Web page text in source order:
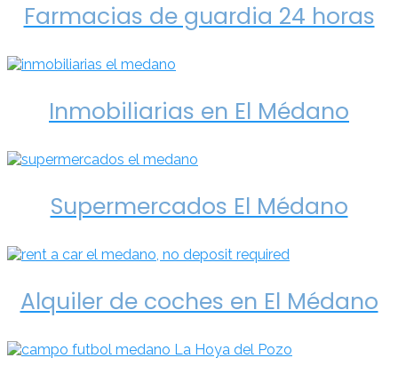
Farmacias de guardia 24 horas
Inmobiliarias en El Médano
Supermercados El Médano
Alquiler de coches en El Médano